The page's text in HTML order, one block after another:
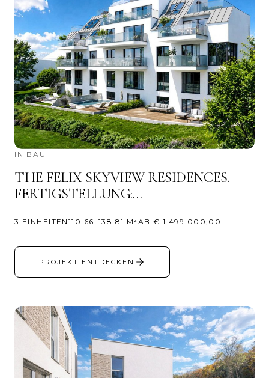
IN BAU
THE FELIX SKYVIEW RESIDENCES.
FERTIGSTELLUNG:…
3 EINHEITEN 110.66–138.81 M² AB € 1.499.000,00
PROJEKT ENTDECKEN